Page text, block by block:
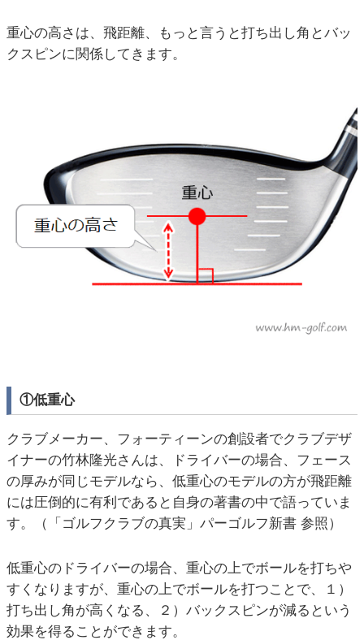
重心の高さは、飛距離、もっと言うと打ち出し角とバッ
クスピンに関係してきます。
①低重心
クラブメーカー、フォーティーンの創設者でクラブデザ
イナーの竹林隆光さんは、ドライバーの場合、フェース
の厚みが同じモデルなら、低重心のモデルの方が飛距離
には圧倒的に有利であると自身の著書の中で語っていま
す。（「ゴルフクラブの真実」パーゴルフ新書 参照）
低重心のドライバーの場合、重心の上でボールを打ちや
すくなりますが、重心の上でボールを打つことで、１）
打ち出し角が高くなる、２）バックスピンが減るという
効果を得ることができます。